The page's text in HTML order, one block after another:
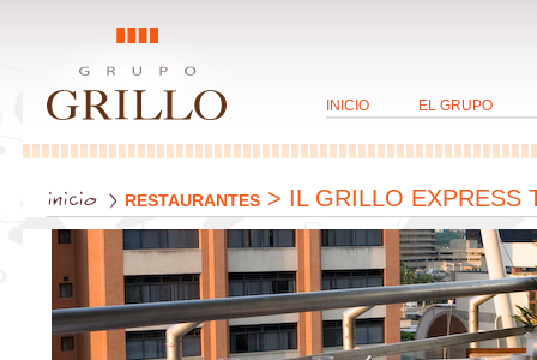
INICIO EL GRUPO
inicio> RESTAURANTES > IL GRILLO EXPRESS